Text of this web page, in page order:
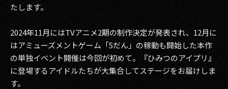
2018
2017
2016
たします。
2024年11月にはTVアニメ2期の制作決定が発表され、12月に
はアミューズメントゲーム「5だん」の稼動も開始した本作
の単独イベント開催は今回が初めて。『ひみつのアイプリ』
に登場するアイドルたちが大集合してステージをお届けしま
す。